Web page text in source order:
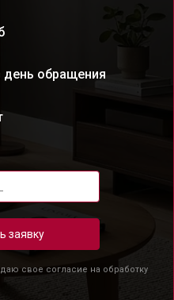
день обращения
заявку
свое согласие на обработку